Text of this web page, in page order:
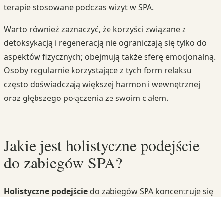
terapie stosowane podczas wizyt w SPA.
Warto również zaznaczyć, że korzyści związane z
detoksykacją i regeneracją nie ograniczają się tylko do
aspektów fizycznych; obejmują także sferę emocjonalną.
Osoby regularnie korzystające z tych form relaksu
często doświadczają większej harmonii wewnętrznej
oraz głębszego połączenia ze swoim ciałem.
Jakie jest holistyczne podejście
do zabiegów SPA?
Holistyczne podejście do zabiegów SPA koncentruje się